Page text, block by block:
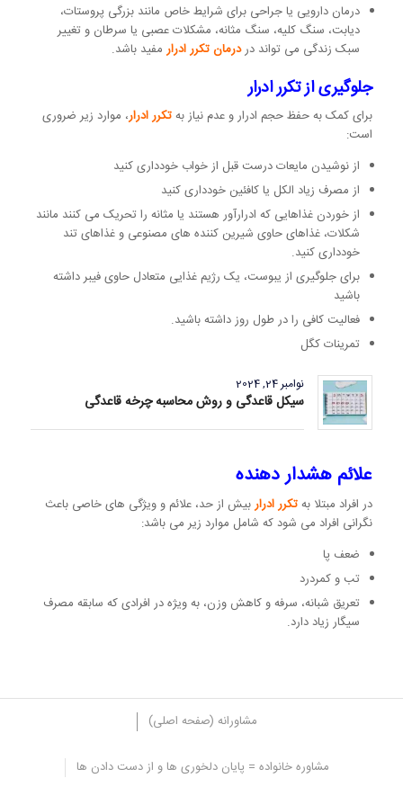
درمان دارویی یا جراحی برای شرایط خاص مانند بزرگی پروستات،
دیابت، سنگ کلیه، سنگ مثانه، مشکلات عصبی یا سرطان و تغییر
سبک زندگی می تواند دردرمان تکرر ادرار مفید باشد.
جلوگیری از تکرر ادرار
برای کمک به حفظ حجم ​​ادرار و عدم نیاز بهتکرر ادرار، موارد زیر ضروری
است:
از نوشیدن مایعات درست قبل از خواب خودداری کنید
از مصرف زیاد الکل یا کافئین خودداری کنید
از خوردن غذاهایی که ادرارآور هستند یا مثانه را تحریک می کنند مانند
شکلات، غذاهای حاوی شیرین کننده های مصنوعی و غذاهای تند
خودداری کنید.
برای جلوگیری از یبوست، یک رژیم غذایی متعادل حاوی فیبر داشته
باشید
فعالیت کافی را در طول روز داشته باشید.
تمرینات کگل
نوامبر 24, 2024
سیکل قاعدگی و روش محاسبه چرخه قاعدگی
علائم هشدار دهنده
در افراد مبتلا بهتکرر ادراربیش از حد، علائم و ویژگی های خاصی باعث
نگرانی افراد می شود که شامل موارد زیر می باشد:
ضعف پا
تب و کمردرد
تعریق شبانه، سرفه و کاهش وزن، به ویژه در افرادی که سابقه مصرف
سیگار زیاد دارد.
مشاورانه (صفحه اصلی)
مشاوره خانواده = پایان دلخوری ها و از دست دادن ها